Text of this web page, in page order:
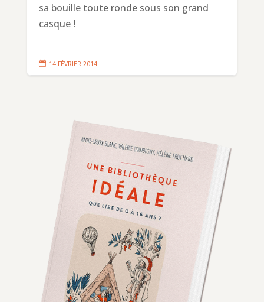
sa bouille toute ronde sous son grand
casque !
 14 FÉVRIER 2014